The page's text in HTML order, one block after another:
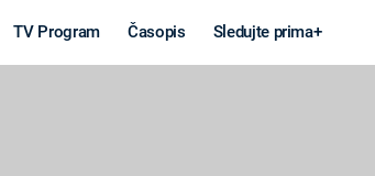
TV Program Časopis Sledujte prima+